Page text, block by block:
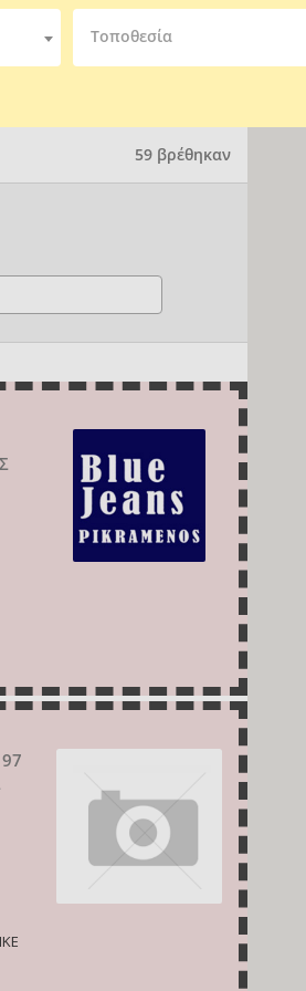
Τοποθεσία
59 βρέθηκαν